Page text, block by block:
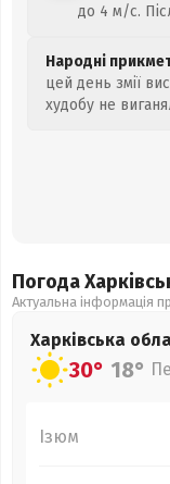
до 4 м/с.
Народні
цей день змії
худобу не
Погода
Актуальна інформація
Харківська
30° 18°
Ізюм